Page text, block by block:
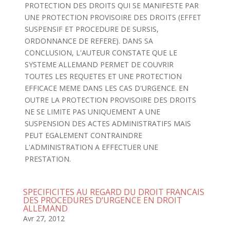
PROTECTION DES DROITS QUI SE MANIFESTE PAR
UNE PROTECTION PROVISOIRE DES DROITS (EFFET
SUSPENSIF ET PROCEDURE DE SURSIS,
ORDONNANCE DE REFERE). DANS SA
CONCLUSION, L'AUTEUR CONSTATE QUE LE
SYSTEME ALLEMAND PERMET DE COUVRIR
TOUTES LES REQUETES ET UNE PROTECTION
EFFICACE MEME DANS LES CAS D'URGENCE. EN
OUTRE LA PROTECTION PROVISOIRE DES DROITS
NE SE LIMITE PAS UNIQUEMENT A UNE
SUSPENSION DES ACTES ADMINISTRATIFS MAIS
PEUT EGALEMENT CONTRAINDRE
L'ADMINISTRATION A EFFECTUER UNE
PRESTATION.
SPECIFICITES AU REGARD DU DROIT FRANCAIS
DES PROCEDURES D’URGENCE EN DROIT
ALLEMAND
Avr 27, 2012